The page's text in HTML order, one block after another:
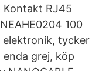
Kontakt RJ45
100
tycker
grej, köp